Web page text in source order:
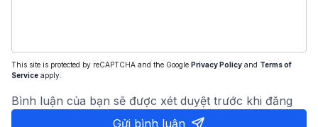
This site is protected by reCAPTCHA and the Google Privacy Policy and Terms of
Service apply.
Bình luận của bạn sẽ được xét duyệt trước khi đăng
Gửi bình luận